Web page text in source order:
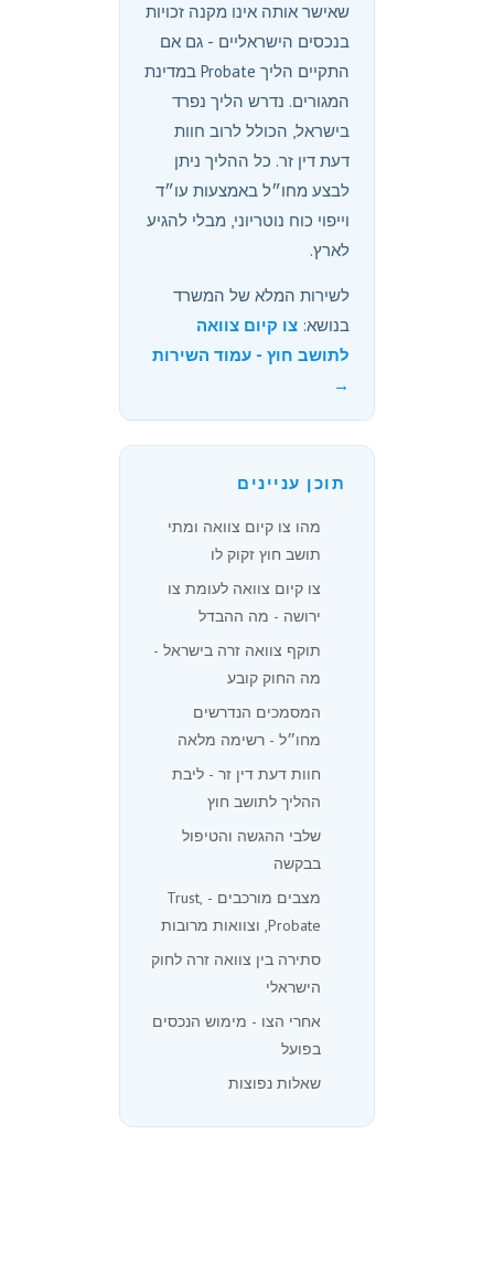
שאישר אותה אינו מקנה זכויות
בנכסים הישראליים - גם אם
התקיים הליך Probate במדינת
המגורים. נדרש הליך נפרד
בישראל, הכולל לרוב חוות
דעת דין זר. כל ההליך ניתן
לבצע מחו״ל באמצעות עו״ד
וייפוי כוח נוטריוני, מבלי להגיע
לארץ.
לשירות המלא של המשרד
בנושא: צו קיום צוואה
לתושב חוץ - עמוד השירות
→
תוכן עניינים
מהו צו קיום צוואה ומתי
תושב חוץ זקוק לו
צו קיום צוואה לעומת צו
ירושה - מה ההבדל
תוקף צוואה זרה בישראל -
מה החוק קובע
המסמכים הנדרשים
מחו״ל - רשימה מלאה
חוות דעת דין זר - ליבת
ההליך לתושב חוץ
שלבי ההגשה והטיפול
בבקשה
מצבים מורכבים - Trust,
Probate, וצוואות מרובות
סתירה בין צוואה זרה לחוק
הישראלי
אחרי הצו - מימוש הנכסים
בפועל
שאלות נפוצות